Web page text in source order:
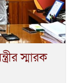
স্মারক